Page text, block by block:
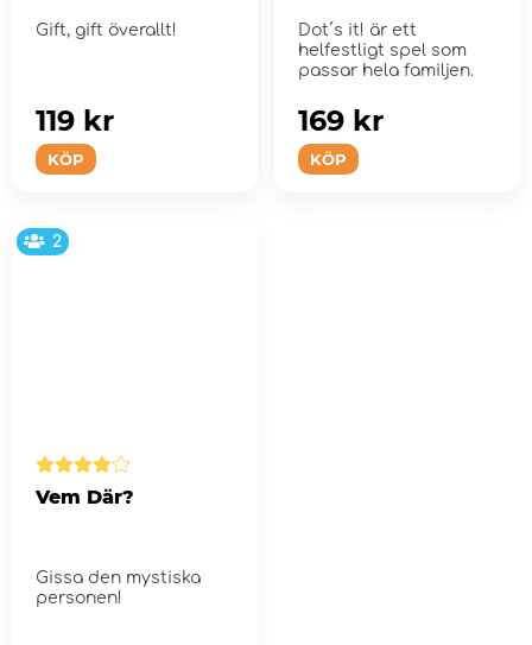
Gift, gift överallt!
KÖP
119 kr
Dot´s it! är ett
helfestligt spel som
passar hela familjen.
KÖP
169 kr
2
Vem Där?
Gissa den mystiska
personen!